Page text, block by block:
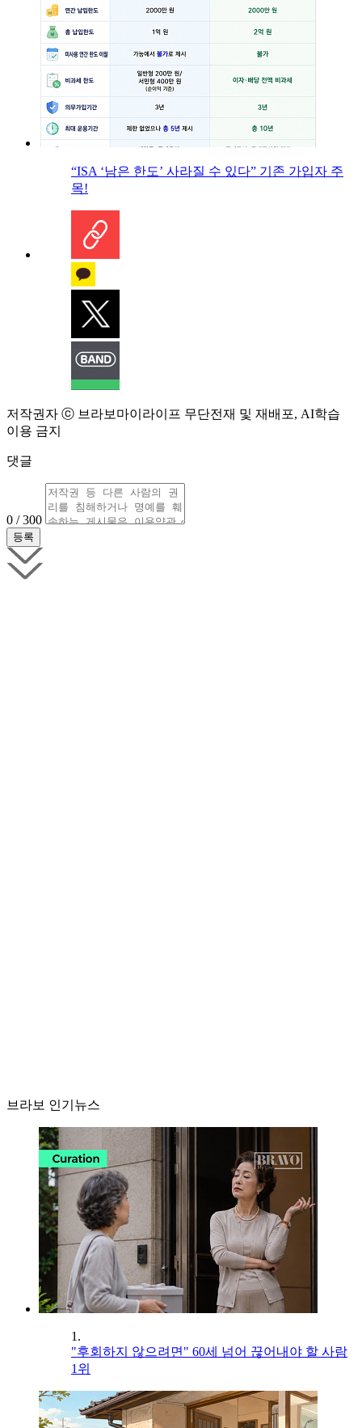
“ISA ‘남은 한도’ 사라질 수 있다” 기존 가입자 주
목!
저작권자 ⓒ 브라보마이라이프 무단전재 및 재배포, AI학습
이용 금지
댓글
0 / 300
브라보 인기뉴스
1.
"후회하지 않으려면" 60세 넘어 끊어내야 할 사람
1위